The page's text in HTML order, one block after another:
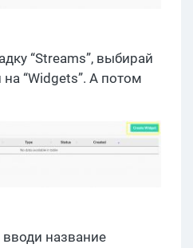
“Streams”, выбирай
“Widgets”. А потом
вводи название